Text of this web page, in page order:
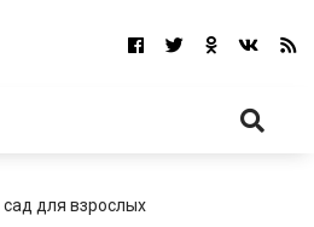
для взрослых